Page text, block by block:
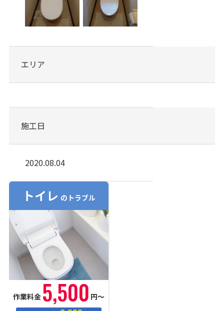
エリア
施工日
2020.08.04
トイレ のトラブル
作業料金 5,500 円〜